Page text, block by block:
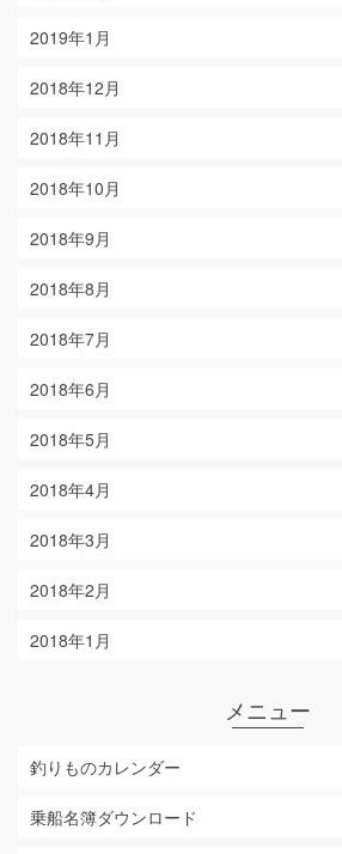
2019年1月
2018年12月
2018年11月
2018年10月
2018年9月
2018年8月
2018年7月
2018年6月
2018年5月
2018年4月
2018年3月
2018年2月
2018年1月
メニュー
釣りものカレンダー
乗船名簿ダウンロード